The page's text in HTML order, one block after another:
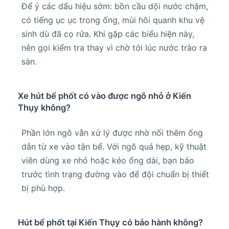
Để ý các dấu hiệu sớm: bồn cầu dội nước chậm,
có tiếng ục ục trong ống, mùi hôi quanh khu vệ
sinh dù đã cọ rửa. Khi gặp các biểu hiện này,
nên gọi kiểm tra thay vì chờ tới lúc nước trào ra
sàn.
Xe hút bể phốt có vào được ngõ nhỏ ở Kiến
Thụy không?
Phần lớn ngõ vẫn xử lý được nhờ nối thêm ống
dẫn từ xe vào tận bể. Với ngõ quá hẹp, kỹ thuật
viên dùng xe nhỏ hoặc kéo ống dài, bạn báo
trước tình trạng đường vào để đội chuẩn bị thiết
bị phù hợp.
Hút bể phốt tại Kiến Thụy có bảo hành không?